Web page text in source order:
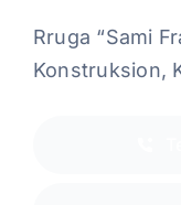
Rruga “Sami
Konstruksion,